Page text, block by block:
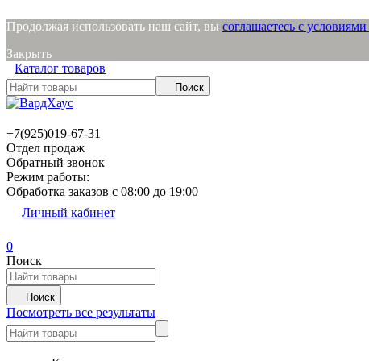
Продолжая использовать наш сайт, вы соглашаетесь с условиями
Закрыть
Каталог товаров
Поиск
+7(925)019-67-31
Отдел продаж
Обратный звонок
Режим работы:
Обработка заказов с 08:00 до 19:00
Личный кабинет
0
Поиск
Поиск
Посмотреть все результаты